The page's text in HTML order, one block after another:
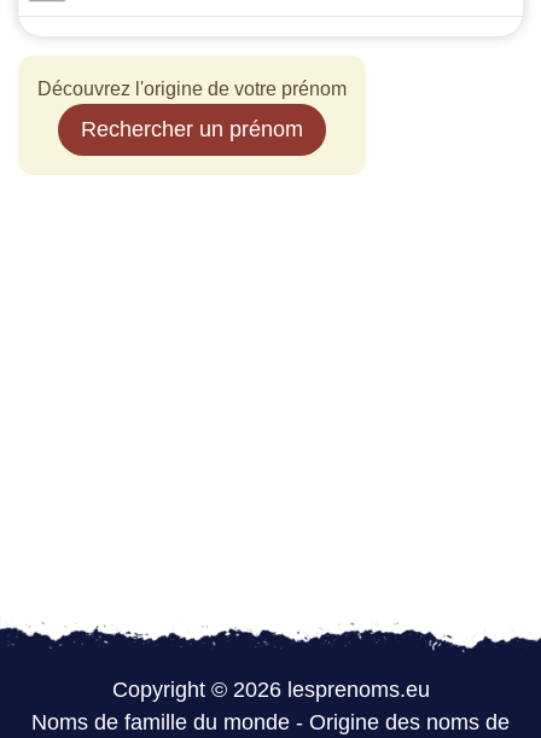
Découvrez l'origine de votre prénom
Rechercher un prénom
Copyright © 2026 lesprenoms.eu
Noms de famille du monde - Origine des noms de